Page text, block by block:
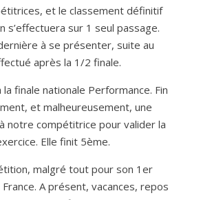
et le classement définitif
s’effectuera sur 1 seul passage.
à se présenter, suite au
après la 1/2 finale.
la finale nationale Performance. Fin
et malheureusement, une
notre compétitrice pour valider la
Elle finit 5ème.
malgré tout pour son 1er
A présent, vacances, repos